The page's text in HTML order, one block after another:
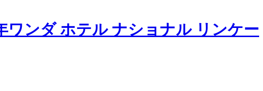
ワンダ ホテル ナショナル リンケー